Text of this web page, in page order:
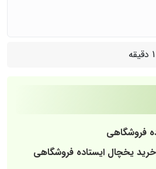
1 دقیقه
فروشگاهی
یخچال ایستاده فروشگاهی